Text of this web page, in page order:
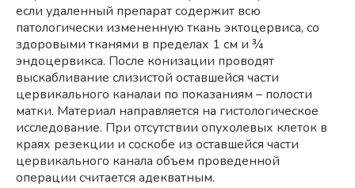
если удаленный препарат содержит всю
патологически измененную ткань эктоцервиса, со
здоровыми тканями в пределах 1 см и ¾
эндоцервикса. После конизации проводят
выскабливание слизистой оставшейся части
цервикального каналаи по показаниям – полости
матки. Материал направляется на гистологическое
исследование. При отсутствии опухолевых клеток в
краях резекции и соскобе из оставшейся части
цервикального канала объем проведенной
операции считается адекватным.